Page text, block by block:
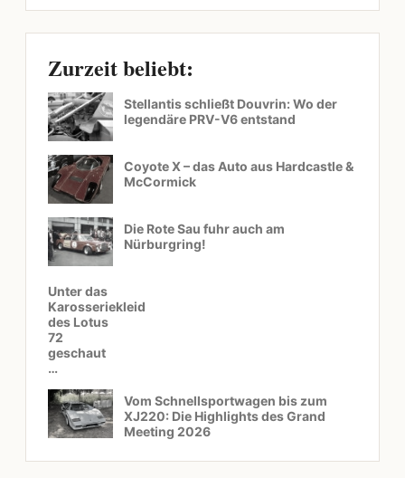
Zurzeit beliebt:
Stellantis schließt Douvrin: Wo der
legendäre PRV-V6 entstand
Coyote X – das Auto aus Hardcastle &
McCormick
Die Rote Sau fuhr auch am
Nürburgring!
Unter das
Karosseriekleid
des Lotus
72
geschaut
…
Vom Schnellsportwagen bis zum
XJ220: Die Highlights des Grand
Meeting 2026